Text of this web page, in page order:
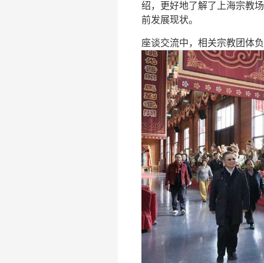
绍，更好地了解了上海宗教
前发展现状。
座谈交流中，相关宗教团体